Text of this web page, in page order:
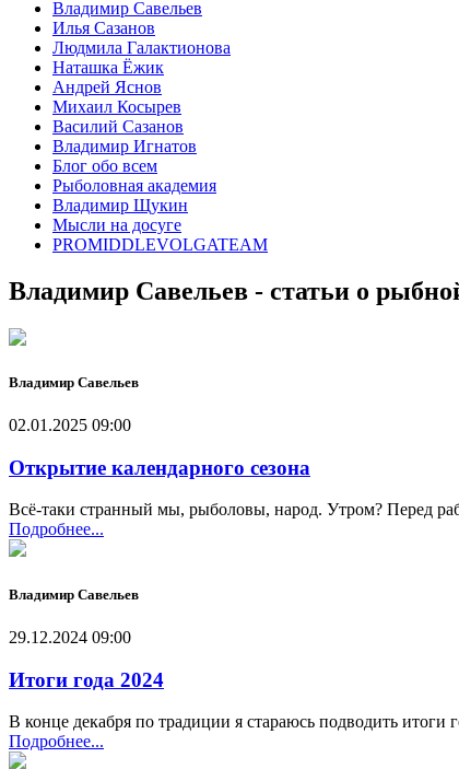
Владимир Савельев
Илья Сазанов
Людмила Галактионова
Наташка Ёжик
Андрей Яснов
Михаил Косырев
Василий Сазанов
Владимир Игнатов
Блог обо всем
Рыболовная академия
Владимир Щукин
Мысли на досуге
PROMIDDLEVOLGATEAM
Владимир Савельев - статьи о
Владимир Савельев
02.01.2025 09:00
Открытие календарного сезона
Всё-таки странный мы, рыболовы, народ. Утром? Перед
Подробнее...
Владимир Савельев
29.12.2024 09:00
Итоги года 2024
В конце декабря по традиции я стараюсь подводить
Подробнее...